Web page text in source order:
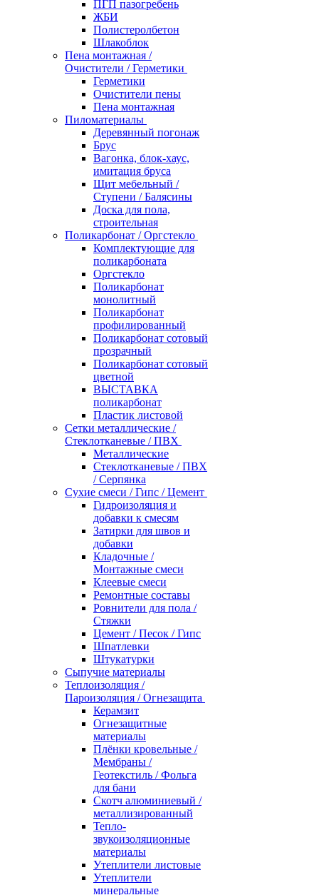
ПГП пазогребень
ЖБИ
Полистеролбетон
Шлакоблок
Пена монтажная /
Очистители / Герметики
Герметики
Очистители пены
Пена монтажная
Пиломатериалы
Деревянный погонаж
Брус
Вагонка, блок-хаус,
имитация бруса
Щит мебельный /
Ступени / Балясины
Доска для пола,
строительная
Поликарбонат / Оргстекло
Комплектующие для
поликарбоната
Оргстекло
Поликарбонат
монолитный
Поликарбонат
профилированный
Поликарбонат сотовый
прозрачный
Поликарбонат сотовый
цветной
ВЫСТАВКА
поликарбонат
Пластик листовой
Сетки металлические /
Стеклотканевые / ПВХ
Металлические
Стеклотканевые / ПВХ
/ Серпянка
Сухие смеси / Гипс / Цемент
Гидроизоляция и
добавки к смесям
Затирки для швов и
добавки
Кладочные /
Монтажные смеси
Клеевые смеси
Ремонтные составы
Ровнители для пола /
Стяжки
Цемент / Песок / Гипс
Шпатлевки
Штукатурки
Сыпучие материалы
Теплоизоляция /
Пароизоляция / Огнезащита
Керамзит
Огнезащитные
материалы
Плёнки кровельные /
Мембраны /
Геотекстиль / Фольга
для бани
Скотч алюминиевый /
металлизированный
Тепло-
звукоизоляционные
материалы
Утеплители листовые
Утеплители
минеральные